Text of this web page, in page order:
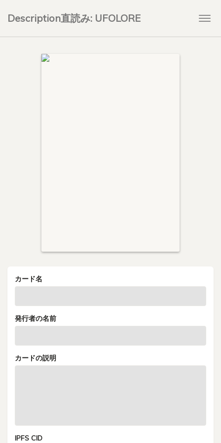
Description直読み: UFOLORE
カード名
発行者の名前
カードの説明
IPFS CID